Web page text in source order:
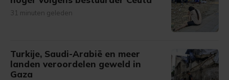
31 minuten geleden
Turkije, Saudi-Arabië en meer
landen veroordelen geweld in
Gaza